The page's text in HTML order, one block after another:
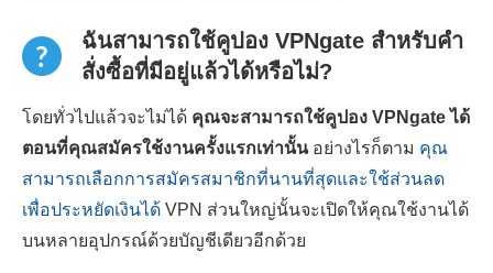
ฉันสามารถใช้คูปอง VPNgate สำหรับคำ
สั่งซื้อที่มีอยู่แล้วได้หรือไม่?
โดยทั่วไปแล้วจะไม่ได้ คุณจะสามารถใช้คูปอง VPNgate ได้
ตอนที่คุณสมัครใช้งานครั้งแรกเท่านั้นอย่างไรก็ตาม คุณ
สามารถเลือกการสมัครสมาชิกที่นานที่สุดและใช้ส่วนลด
เพื่อประหยัดเงินได้ VPN ส่วนใหญ่นั้นจะเปิดให้คุณใช้งานได้
บนหลายอุปกรณ์ด้วยบัญชีเดียวอีกด้วย